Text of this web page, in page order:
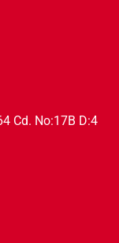
Cd. No:17B D:4